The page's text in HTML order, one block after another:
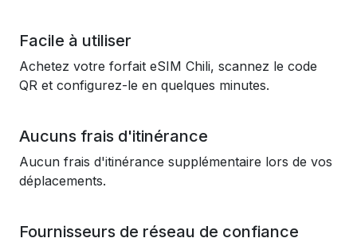
Facile à utiliser
Achetez votre forfait eSIM Chili, scannez le code
QR et configurez-le en quelques minutes.
Aucuns frais d'itinérance
Aucun frais d'itinérance supplémentaire lors de vos
déplacements.
Fournisseurs de réseau de confiance